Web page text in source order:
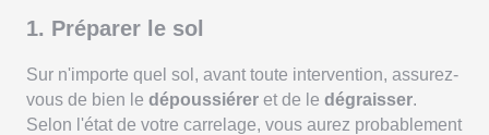
1. Préparer le sol
Sur n'importe quel sol, avant toute intervention, assurez-
vous de bien le dépoussiérer et de le dégraisser.
Selon l'état de votre carrelage, vous aurez probablement